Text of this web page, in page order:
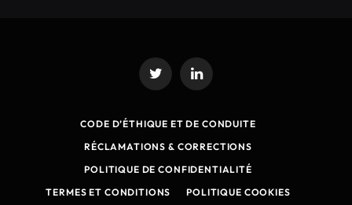
Twitter LinkedIn
CODE D’ÉTHIQUE ET DE CONDUITE
RÉCLAMATIONS & CORRECTIONS
POLITIQUE DE CONFIDENTIALITÉ
TERMES ET CONDITIONS
POLITIQUE COOKIES